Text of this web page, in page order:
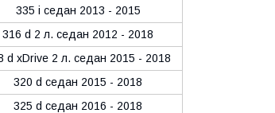
335 i седан 2013 - 2015
316 d 2 л. седан 2012 - 2018
d xDrive 2 л. седан 2015 - 2018
320 d седан 2015 - 2018
325 d седан 2016 - 2018